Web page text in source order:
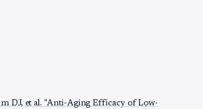
DJ, et al. "Anti-Aging Efficacy of Low-